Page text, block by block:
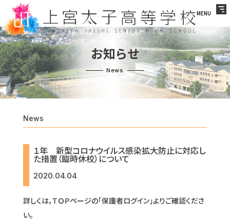
MENU
お知らせ
News
１年 新型コロナウイルス感染拡大防止に対応し
た措置（臨時休校）について
2020.04.04
詳しくは，ＴＯＰページの「保護者ログイン」よりご確認くださ
い。